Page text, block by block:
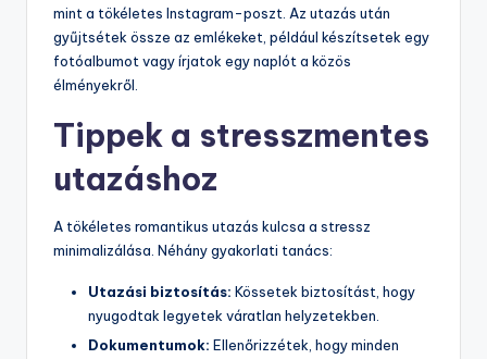
mint a tökéletes Instagram-poszt. Az utazás után
gyűjtsétek össze az emlékeket, például készítsetek egy
fotóalbumot vagy írjatok egy naplót a közös
élményekről.
Tippek a stresszmentes
utazáshoz
A tökéletes romantikus utazás kulcsa a stressz
minimalizálása. Néhány gyakorlati tanács:
Utazási biztosítás: Kössetek biztosítást, hogy
nyugodtak legyetek váratlan helyzetekben.
Dokumentumok: Ellenőrizzétek, hogy minden